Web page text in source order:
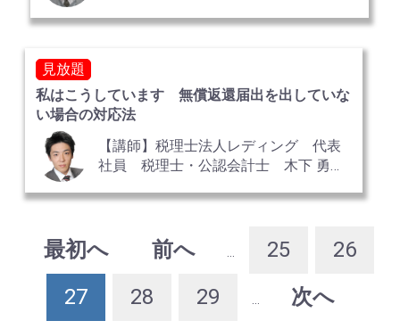
見放題
私はこうしています 無償返還届出を出していな
い場合の対応法
【講師】税理士法人レディング 代表
社員 税理士・公認会計士 木下 勇人
最初へ 前へ 25
26
27
28 29
次へ